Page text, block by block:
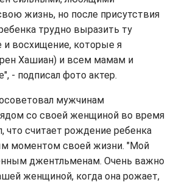
жизнь, но после присутствия
трудно выразить ту
восхищение, которые я
Хашиан) и всем мамам и
- подписал фото актер.
мужчинам
со своей женщиной во время
что считает рождение ребенка
моментом своей жизни. "Мой
джентльменам. Очень важно
женщиной, когда она рожает,